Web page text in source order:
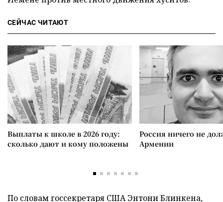
СЕЙЧАС ЧИТАЮТ
Выплаты к школе в 2026 году:
сколько дают и кому положены
Россия ничего не
Армении
По словам госсекретаря США Энтони Блинкена,